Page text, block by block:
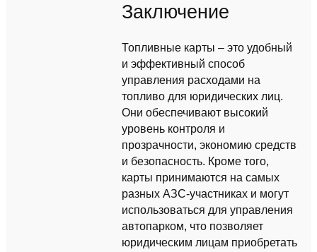
Заключение
Топливные карты – это удобный
и эффективный способ
управления расходами на
топливо для юридических лиц.
Они обеспечивают высокий
уровень контроля и
прозрачности, экономию средств
и безопасность. Кроме того,
карты принимаются на самых
разных АЗС-участниках и могут
использоваться для управления
автопарком, что позволяет
юридическим лицам приобретать